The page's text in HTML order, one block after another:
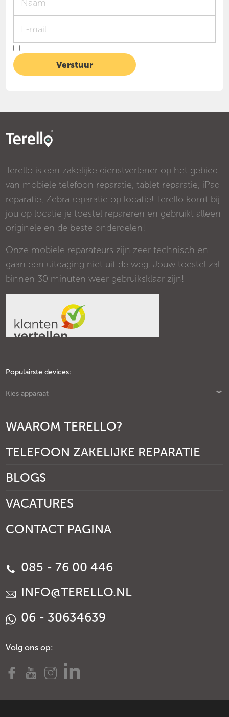
Terello is een zakelijke dienstverlener op het gebied
van mobiele telefoon reparatie, tablet reparatie, iPad
reparatie, Zebra reparatie op locatie! Terello komt bij
jou op locatie je toestel repareren en gebruikt alleen
originele en de beste onderdelen!
Onze mobiele reparateurs zijn zeer technisch en
gaan een uitdaging niet uit de weg. Jouw toestel zal
binnen 30 minuten weer gebruiksklaar zijn!
Populairste devices:
Kies apparaat
WAAROM TERELLO?
TELEFOON ZAKELIJKE REPARATIE
BLOGS
VACATURES
CONTACT PAGINA
085 - 76 00 446
INFO@TERELLO.NL
06 - 30634639
Volg ons op: